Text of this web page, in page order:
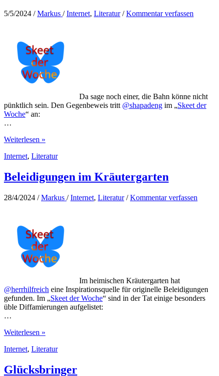
5/5/2024 /Markus /Internet, Literatur/Kommentar verfassen
Da sage noch einer, die Bahn könne nicht
pünktlich sein. Den Gegenbeweis tritt @shapadeng im „Skeet der
Woche“ an:
…
Auf
Suche
der
Pünktlichkeit
Bahn
Weiterlesen »
Internet, Literatur
Beleidigungen im Kräutergarten
28/4/2024 /Markus /Internet, Literatur/Kommentar verfassen
Im heimischen Kräutergarten hat
@herrhilfreich eine Inspirationsquelle für originelle Beleidigungen
gefunden. Im „Skeet der Woche“ sind in der Tat einige besonders
üble Diffamierungen aufgelistet:
…
Beleidigungen
Kräutergarten
Weiterlesen »
Internet, Literatur
Glücksbringer